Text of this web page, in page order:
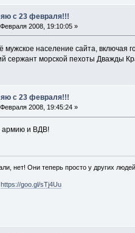
с 23 февраля!!!
2008, 19:10:05 »
мужское население сайта, включая
сержант морской пехоты Дважды
с 23 февраля!!!
2008, 19:45:24 »
армию и ВДВ!
нет! Они теперь просто у других
https://goo.gl/sTj4Uu